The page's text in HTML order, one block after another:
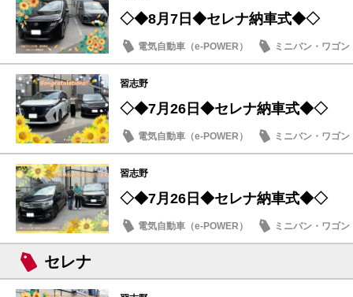
◇◆8月7日◆セレナ納車式◆◇
電気自動車（e-POWER）
ミニバン・ワゴン
納車式
習志野
◇◆7月26日◆セレナ納車式◆◇
電気自動車（e-POWER）
ミニバン・ワゴン
納車式
習志野
◇◆7月26日◆セレナ納車式◆◇
電気自動車（e-POWER）
ミニバン・ワゴン
納車式
セレナ